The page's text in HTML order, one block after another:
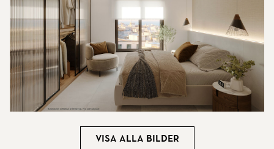
Visa alla bilder